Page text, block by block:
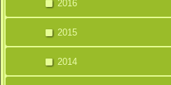
2016
2015
2014